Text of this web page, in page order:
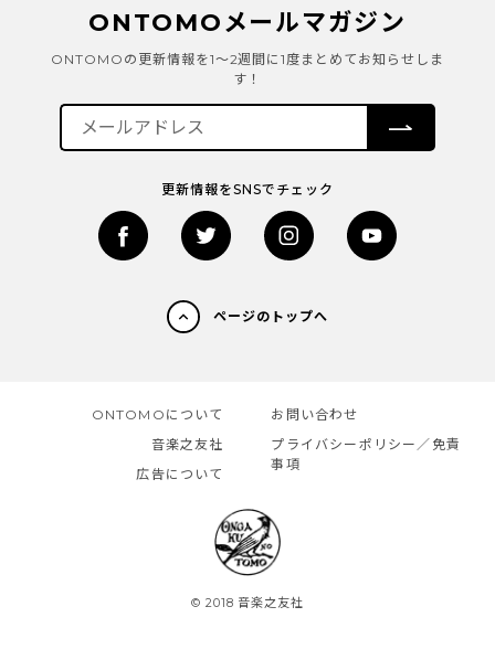
ONTOMOメールマガジン
ONTOMOの更新情報を1～2週間に1度まとめてお知らせしま
す！
更新情報をSNSでチェック
ページのトップへ
ONTOMOについて
音楽之友社
広告について
お問い合わせ
プライバシーポリシー／免責
事項
© 2018 音楽之友社